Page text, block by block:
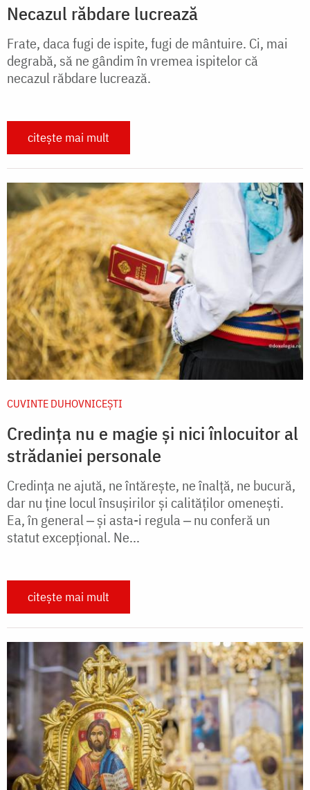
Necazul răbdare lucrează
Frate, daca fugi de ispite, fugi de mântuire. Ci, mai
degrabă, să ne gândim în vremea ispitelor că
necazul răbdare lucrează.
citește mai mult
CUVINTE DUHOVNICEȘTI
Credința nu e magie și nici înlocuitor al
strădaniei personale
Credința ne ajută, ne întărește, ne înalță, ne bucură,
dar nu ține locul însușirilor și calităților omenești.
Ea, în general ‒ și asta-i regula ‒ nu conferă un
statut excepțional. Ne...
citește mai mult